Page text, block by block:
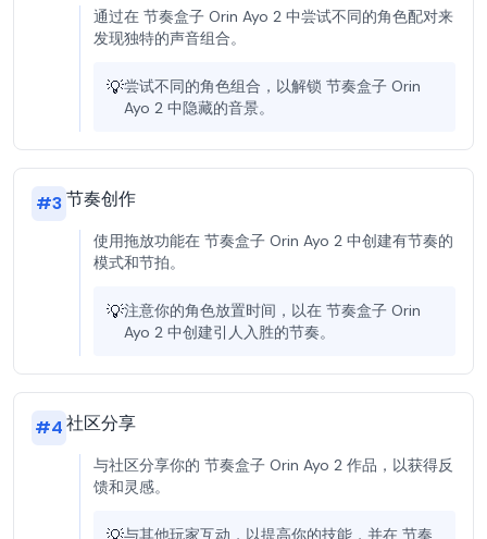
通过在 节奏盒子 Orin Ayo 2 中尝试不同的角色配对来
发现独特的声音组合。
💡尝试不同的角色组合，以解锁 节奏盒子 Orin
Ayo 2 中隐藏的音景。
#3节奏创作
使用拖放功能在 节奏盒子 Orin Ayo 2 中创建有节奏的
模式和节拍。
💡注意你的角色放置时间，以在 节奏盒子 Orin
Ayo 2 中创建引人入胜的节奏。
#4社区分享
与社区分享你的 节奏盒子 Orin Ayo 2 作品，以获得反
馈和灵感。
与其他玩家互动，以提高你的技能，并在 节奏